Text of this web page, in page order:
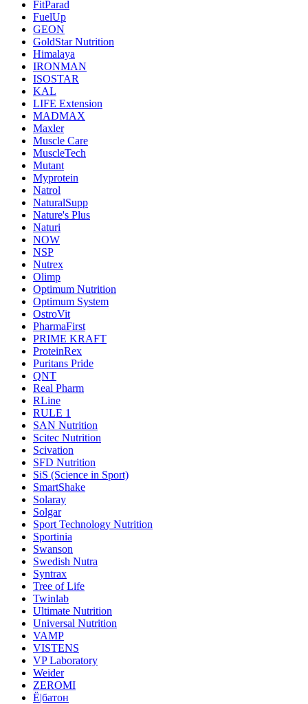
FitParad
FuelUp
GEON
GoldStar Nutrition
Himalaya
IRONMAN
ISOSTAR
KAL
LIFE Extension
MADMAX
Maxler
Muscle Care
MuscleTech
Mutant
Myprotein
Natrol
NaturalSupp
Nature's Plus
Naturi
NOW
NSP
Nutrex
Olimp
Optimum Nutrition
Optimum System
OstroVit
PharmaFirst
PRIME KRAFT
ProteinRex
Puritans Pride
QNT
Real Pharm
RLine
RULE 1
SAN Nutrition
Scitec Nutrition
Scivation
SFD Nutrition
SiS (Science in Sport)
SmartShake
Solaray
Solgar
Sport Technology Nutrition
Sportinia
Swanson
Swedish Nutra
Syntrax
Tree of Life
Twinlab
Ultimate Nutrition
Universal Nutrition
VAMP
VISTENS
VP Laboratory
Weider
ZEROMI
Ё|батон